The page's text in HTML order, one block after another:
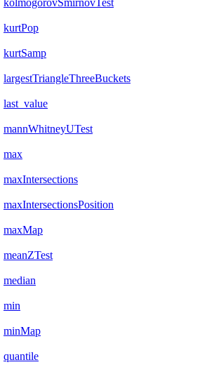
kurtPop
kurtSamp
largestTriangleThreeBuckets
last_value
mannWhitneyUTest
max
maxIntersections
maxIntersectionsPosition
maxMap
meanZTest
median
min
minMap
quantile